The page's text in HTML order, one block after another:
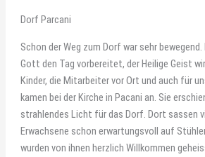
Dorf Parcani
Schon der Weg zum Dorf war sehr
Gott den Tag vorbereitet, der Heilige Geist
Kinder, die Mitarbeiter vor Ort und auch für
kamen bei der Kirche in Pacani an. Sie
strahlendes Licht für das Dorf. Dort sassen
Erwachsene schon erwartungsvoll auf
wurden von ihnen herzlich Willkommen